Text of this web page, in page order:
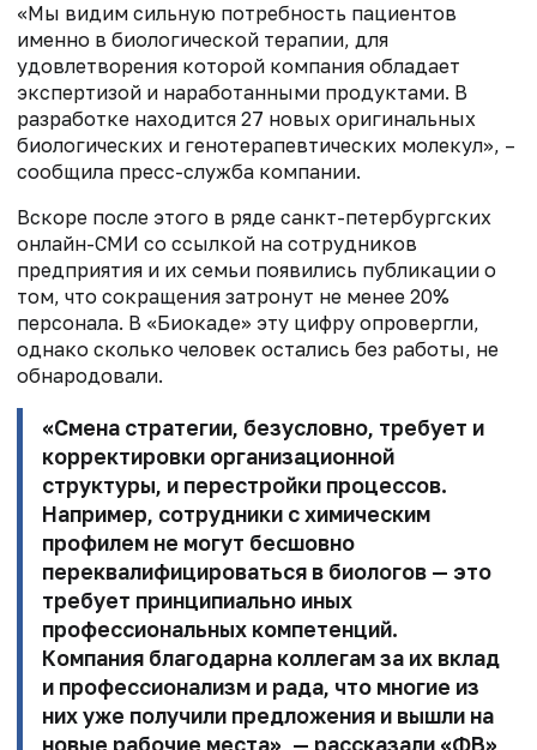
«Мы видим сильную потребность пациентов
именно в биологической терапии, для
удовлетворения которой компания обладает
экспертизой и наработанными продуктами. В
разработке находится 27 новых оригинальных
биологических и генотерапевтических молекул», –
сообщила пресс-служба компании.
Вскоре после этого в ряде санкт-петербургских
онлайн-СМИ со ссылкой на сотрудников
предприятия и их семьи появились публикации о
том, что сокращения затронут не менее 20%
персонала. В «Биокаде» эту цифру опровергли,
однако сколько человек остались без работы, не
обнародовали.
«Смена стратегии, безусловно, требует и
корректировки организационной
структуры, и перестройки процессов.
Например, сотрудники с химическим
профилем не могут бесшовно
переквалифицироваться в биологов — это
требует принципиально иных
профессиональных компетенций.
Компания благодарна коллегам за их вклад
и профессионализм и рада, что многие из
них уже получили предложения и вышли на
новые рабочие места», — рассказали «ФВ»